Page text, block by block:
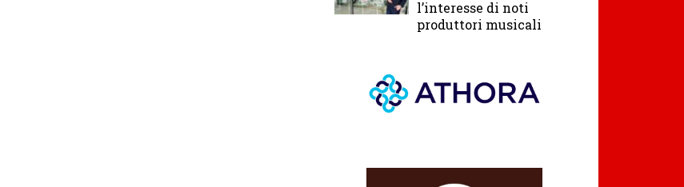
l’interesse di noti
produttori musicali